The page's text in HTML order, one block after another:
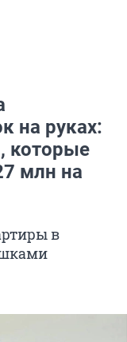
на руках:
которые
млн на
в